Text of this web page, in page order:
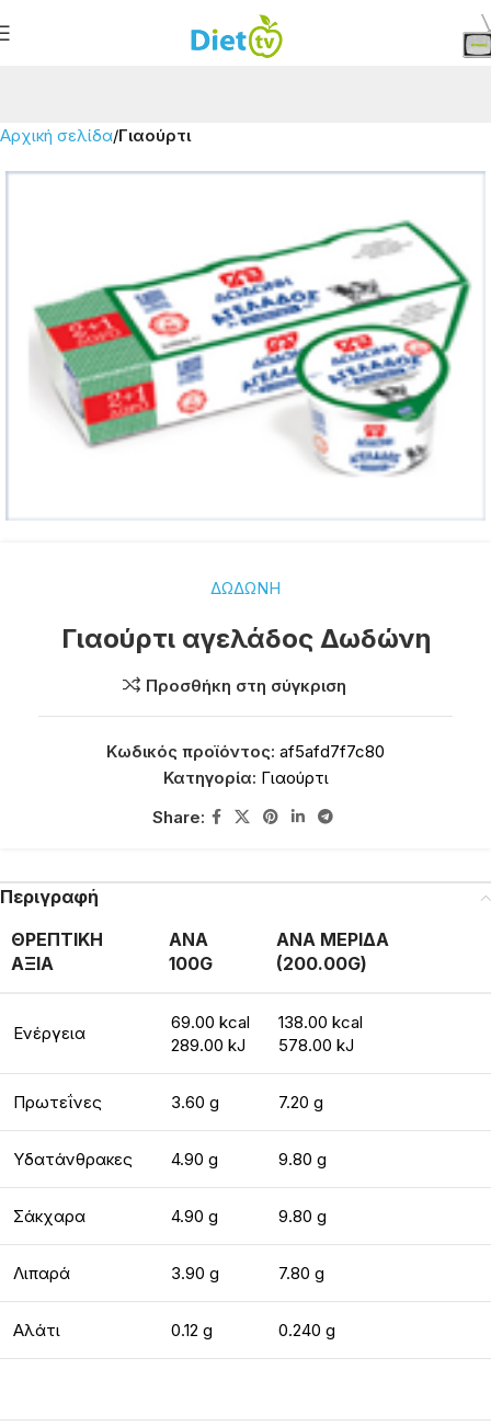
Αρχική σελίδα Γιαούρτι
ΔΩΔΩΝΗ
Γιαούρτι αγελάδος Δωδώνη
Προσθήκη στη σύγκριση
Κωδικός προϊόντος: af5afd7f7c80
Κατηγορία: Γιαούρτι
Share:
Περιγραφή
ΘΡΕΠΤΙΚΗ
ΑΞΙΑ
ΑΝΑ
100G
ΑΝΑ ΜΕΡΙΔΑ
(200.00G)
Ενέργεια
69.00 kcal
289.00 kJ
138.00 kcal
578.00 kJ
Πρωτεΐνες 3.60 g 7.20 g
Υδατάνθρακες 4.90 g 9.80 g
Σάκχαρα 4.90 g 9.80 g
Λιπαρά 3.90 g 7.80 g
Αλάτι 0.12 g 0.240 g